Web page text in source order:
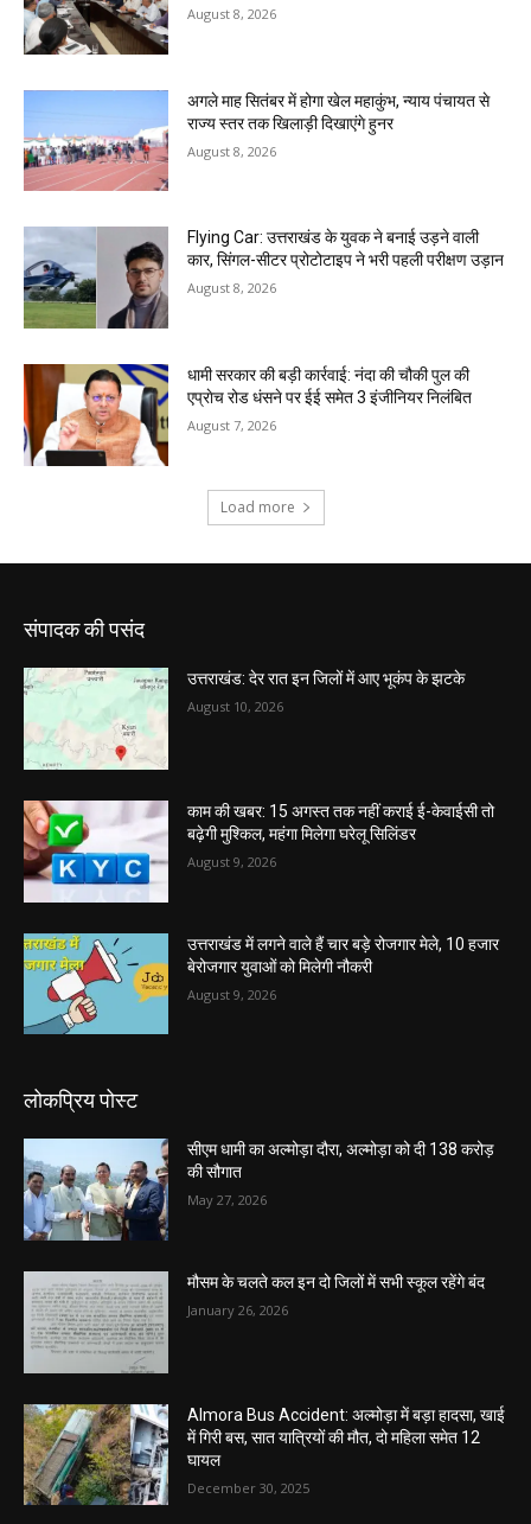
संपादक की पसंद
उत्तराखंड: देर रात इन जिलों में आए भूकंप के झटके
August 10, 2026
काम की खबर: 15 अगस्त तक नहीं कराई ई-केवाईसी तो
बढ़ेगी मुश्किल, महंगा मिलेगा घरेलू सिलिंडर
August 9, 2026
उत्तराखंड में लगने वाले हैं चार बड़े रोजगार मेले, 10 हजार
बेरोजगार युवाओं को मिलेगी नौकरी
August 9, 2026
लोकप्रिय पोस्ट
सीएम धामी का अल्मोड़ा दौरा, अल्मोड़ा को दी 138 करोड़
की सौगात
May 27, 2026
मौसम के चलते कल इन दो जिलों में सभी स्कूल रहेंगे बंद
January 26, 2026
Almora Bus Accident: अल्मोड़ा में बड़ा हादसा, खाई
में गिरी बस, सात यात्रियों की मौत, दो महिला समेत 12
घायल
December 30, 2025